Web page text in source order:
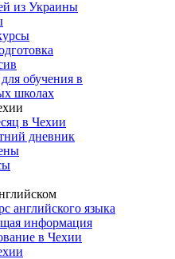
из Украины
обучения в
школах
в Чехии
дневник
английского языка
информация
в Чехии